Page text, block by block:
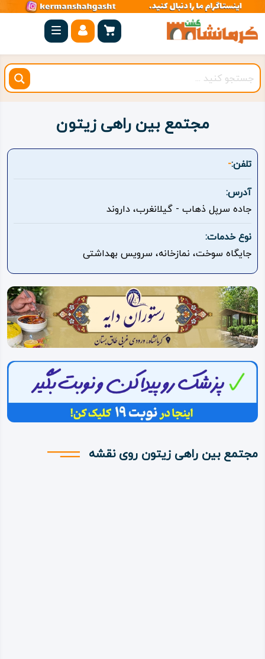
صفحه
اصلی
کرمانشاه
شهرستان
بیستون
روستاهای
هدف
اقامتگاه
ویژه
ویدئو
درباره
ما
مجتمع بین راهی زیتون
تلفن:-
آدرس:
جاده سرپل ذهاب - گیلانغرب، داروند
نوع خدمات:
جایگاه سوخت، نمازخانه، سرویس بهداشتی
مجتمع بین راهی زیتون روی نقشه